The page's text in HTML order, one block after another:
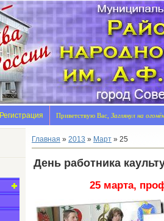
Регистрация Приветствую Вас, Заглянул на огонёк
Главная » 2013 » Март » 25
День работника
25 марта,